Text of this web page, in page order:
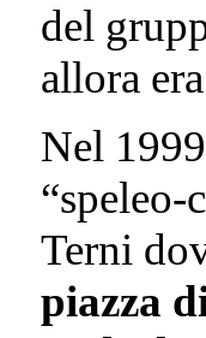
del
allora
Nel
“speleo-
Terni
piazza